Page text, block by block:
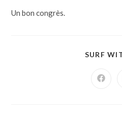
Un bon congrès.
SURF